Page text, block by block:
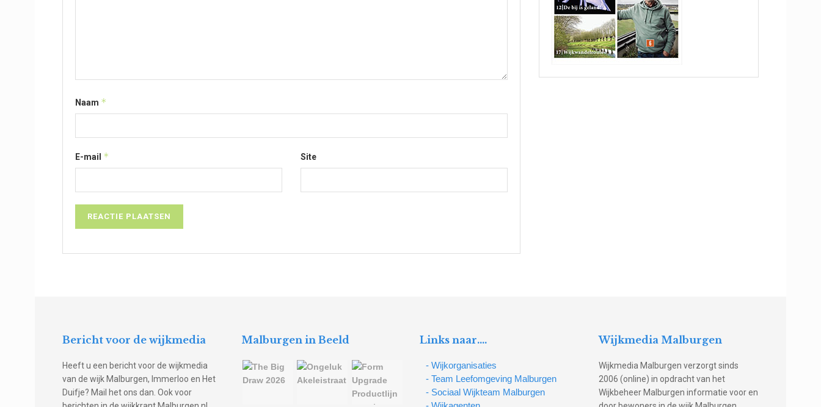
Naam *
E-mail * Site
Bericht voor de wijkmedia
Heeft u een bericht voor de wijkmedia
van de wijk Malburgen, Immerloo en Het
Duifje? Mail het ons dan. Ook voor
Malburgen in Beeld Links naar….
- Wijkorganisaties
- Team Leefomgeving Malburgen
- Sociaal Wijkteam Malburgen
Wijkmedia Malburgen
Wijkmedia Malburgen verzorgt sinds
2006 (online) in opdracht van het
Wijkbeheer Malburgen informatie voor en